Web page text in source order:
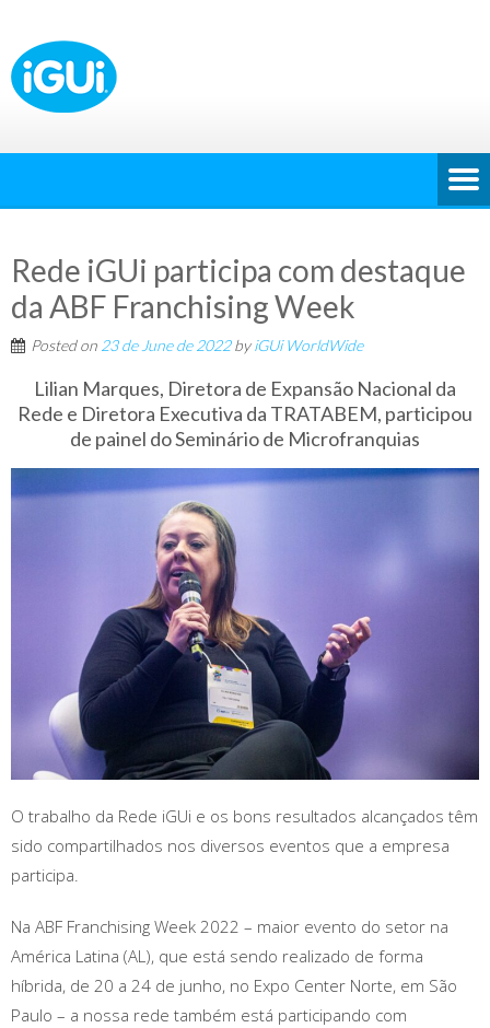
Rede iGUi participa com destaque
da ABF Franchising Week
Posted on 23 de June de 2022byiGUi WorldWide
Lilian Marques, Diretora de Expansão Nacional da
Rede e Diretora Executiva da TRATABEM, participou
de painel do Seminário de Microfranquias
O trabalho da Rede iGUi e os bons resultados alcançados têm
sido compartilhados nos diversos eventos que a empresa
participa.
Na ABF Franchising Week 2022 – maior evento do setor na
América Latina (AL), que está sendo realizado de forma
híbrida, de 20 a 24 de junho, no Expo Center Norte, em São
Paulo – a nossa rede também está participando com